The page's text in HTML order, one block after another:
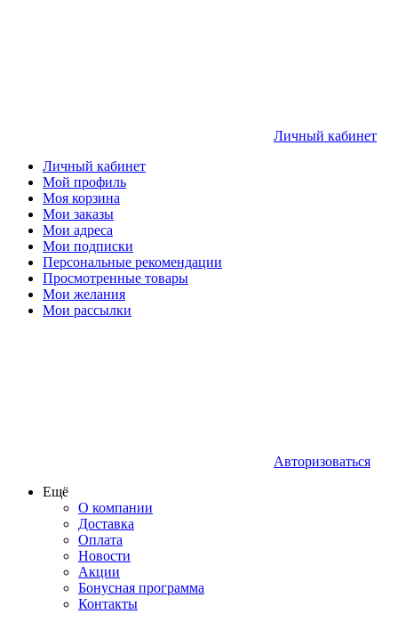
Личный кабинет
Личный кабинет
Мой профиль
Моя корзина
Мои заказы
Мои адреса
Мои подписки
Персональные рекомендации
Просмотренные товары
Мои желания
Мои рассылки
Авторизоваться
Ещё
О компании
Доставка
Оплата
Новости
Акции
Бонусная программа
Контакты